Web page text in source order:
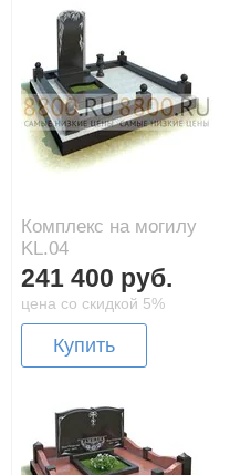
Комплекс на могилу
KL.04
241 400 руб.
цена со скидкой 5%
Купить